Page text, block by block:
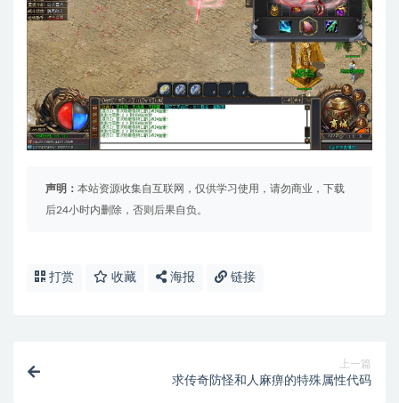
声明： 本站资源收集自互联网，仅供学习使用，请勿商业，下载
后24小时内删除，否则后果自负。
打赏 收藏 海报 链接
上一篇
求传奇防怪和人麻痹的特殊属性代码